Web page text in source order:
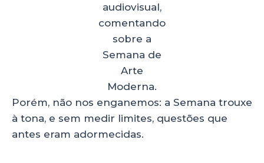
audiovisual,
comentando
sobre a
Semana de
Arte
Moderna.
Porém, não nos enganemos: a Semana trouxe
à tona, e sem medir limites, questões que
antes eram adormecidas.